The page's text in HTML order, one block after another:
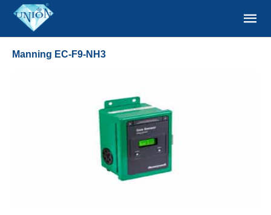
Manning EC-F9-NH3